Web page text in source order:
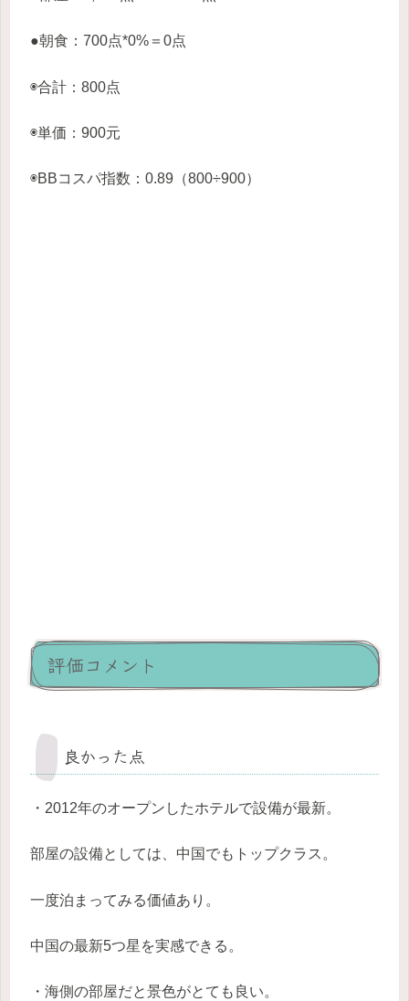
●朝食：700点*0%＝0点
◉合計：800点
◉単価：900元
◉BBコスパ指数：0.89（800÷900）
評価コメント
良かった点
・2012年のオープンしたホテルで設備が最新。
部屋の設備としては、中国でもトップクラス。
一度泊まってみる価値あり。
中国の最新5つ星を実感できる。
・海側の部屋だと景色がとても良い。